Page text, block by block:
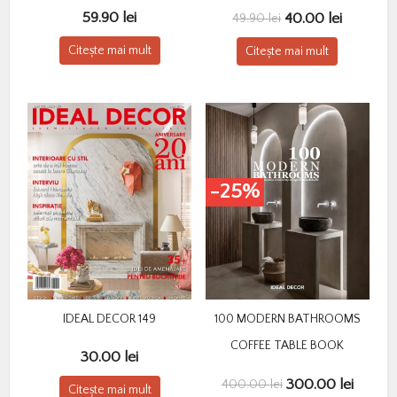
59.90 lei
Citește mai mult
49.90lei Prețul
inițial
a
40.00 leiPrețul
Citește mai mult
IDEAL DECOR 149
30.00 lei
Citește mai mult
-25%
100 MODERN BATHROOMS
COFFEE TABLE BOOK
400.00lei Prețul
300.00 leiPrețul